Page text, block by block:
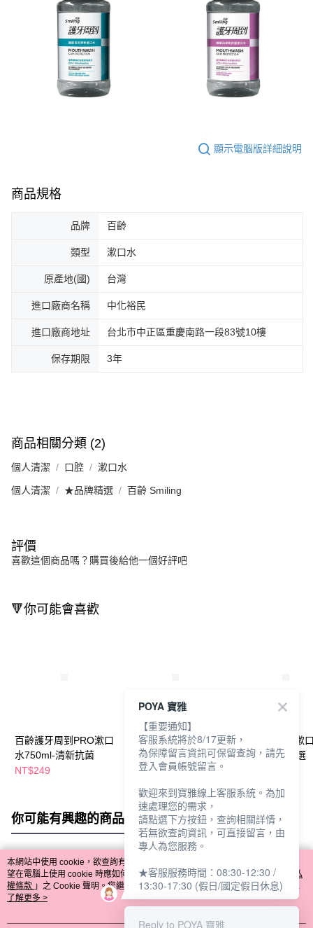
顯示電腦版詳細說明
商品規格
品牌 百齡
類型 漱口水
原產地(國) 台灣
進口廠商名稱 中化裕民
進口廠商地址 台北市中正區重慶南路一段83號10樓
保存期限 3年
商品相關分類 (2)
個人清潔 口腔 漱口水
個人清潔 ★品牌精選 百齡 Smiling
評價
喜歡這個商品嗎？購買後給他一個好評吧
🔻你可能會喜歡
百齡護牙周到PRO漱口
水750ml-清新抗菌
NT$249
白人漱口水550ml*2入-
多款任選
NT$199
百齡乳酸酵素漱
700ml-多款任選
你可能有興趣的商品 全站排行
熱門標籤
本網站中使用 cookie，欲查詢有關本網站使用 cookie 方式之詳情，及若您不希
望在電腦上使用 cookie 時應如何變更電腦的 cookie 設定，請參閱本網站「
隱私
權條款 」之 Cookie 聲明。您繼續使用本網站即表示您同意本公司得按本網站使
用條款之 Cookie 聲明使用 cookie。
了解更多 >
POYA 寶雅
【重要通知】
客服系統將於8/17更新，
為保障留言資訊可保留查詢，請先
登入會員帳號留言。
歡迎來到寶雅線上客服系統。為加
速處理您的需求，
請點選下方按鈕，查詢相關詳情，
若無欲查詢資訊，可直接留言，由
專人為您服務。
★客服服務時間：08:30-12:30 /
13:30-17:30 (假日/國定假日休息)
Reply to POYA 寶雅